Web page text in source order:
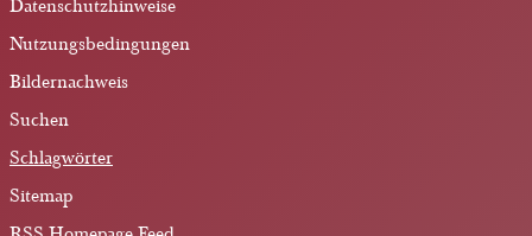
Datenschutzhinweise
Nutzungsbedingungen
Bildernachweis
Suchen
Schlagwörter
Sitemap